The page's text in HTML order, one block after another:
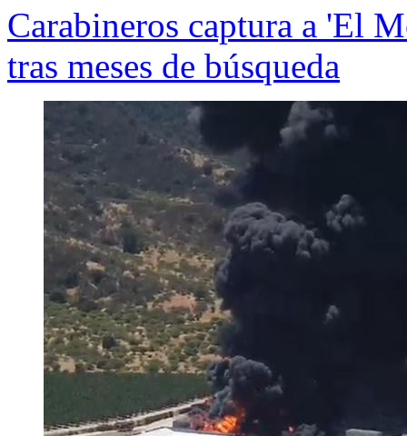
Carabineros captura a 'El
tras meses de búsqueda